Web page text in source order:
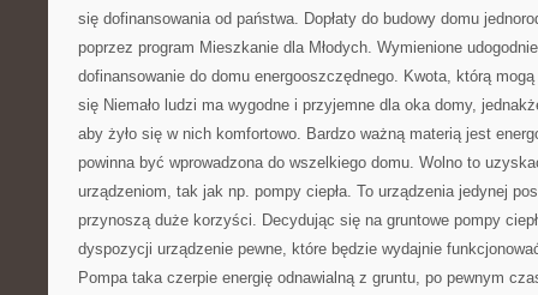
się dofinansowania od państwa. Dopłaty do budowy domu
poprzez program Mieszkanie dla Młodych. Wymienione
dofinansowanie do domu energooszczędnego. Kwota, którą
się Niemało ludzi ma wygodne i przyjemne dla oka domy,
aby żyło się w nich komfortowo. Bardzo ważną materią jest
powinna być wprowadzona do wszelkiego domu. Wolno to
urządzeniom, tak jak np. pompy ciepła. To urządzenia jedynej
przynoszą duże korzyści. Decydując się na gruntowe pompy
dyspozycji urządzenie pewne, które będzie wydajnie
Pompa taka czerpie energię odnawialną z gruntu, po pewnym